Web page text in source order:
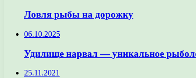
Ловля рыбы на дорожку
06.10.2025
Удилище нарвал — уникальное
25.11.2021